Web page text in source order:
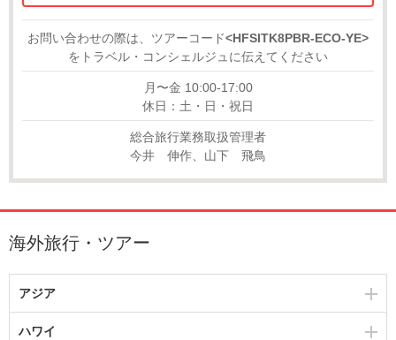
お問い合わせの際は、ツアーコード<HFSITK8PBR-ECO-YE>
をトラベル・コンシェルジュに伝えてください
月〜金 10:00-17:00
休日：土・日・祝日
総合旅行業務取扱管理者
今井 伸作、山下 飛鳥
海外旅行・ツアー
アジア
ハワイ